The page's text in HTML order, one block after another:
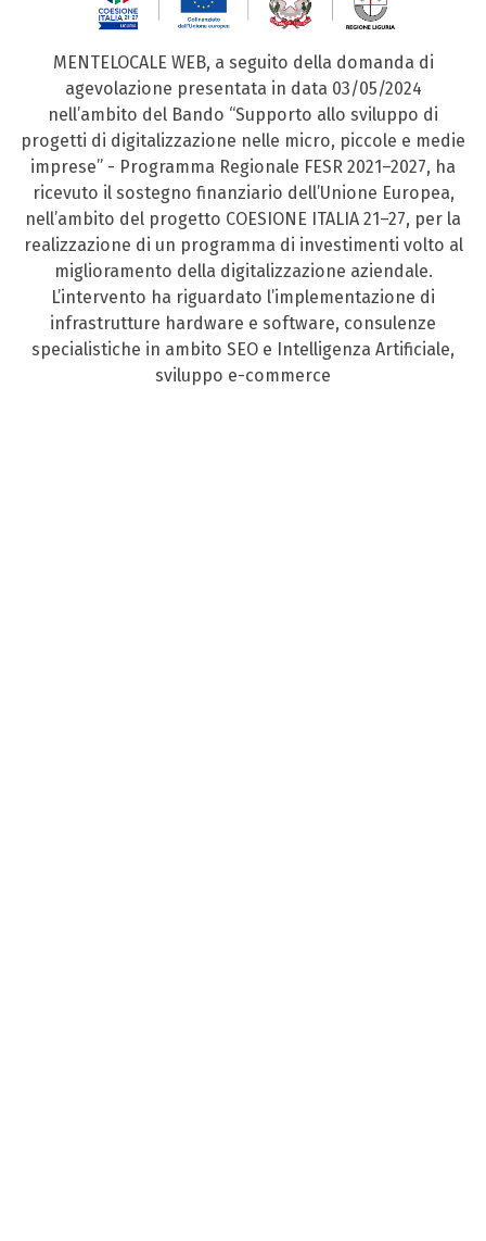
MENTELOCALE WEB, a seguito della domanda di
agevolazione presentata in data 03/05/2024
nell’ambito del Bando “Supporto allo sviluppo di
progetti di digitalizzazione nelle micro, piccole e medie
imprese” - Programma Regionale FESR 2021–2027, ha
ricevuto il sostegno finanziario dell’Unione Europea,
nell’ambito del progetto COESIONE ITALIA 21–27, per la
realizzazione di un programma di investimenti volto al
miglioramento della digitalizzazione aziendale.
L’intervento ha riguardato l’implementazione di
infrastrutture hardware e software, consulenze
specialistiche in ambito SEO e Intelligenza Artificiale,
sviluppo e-commerce